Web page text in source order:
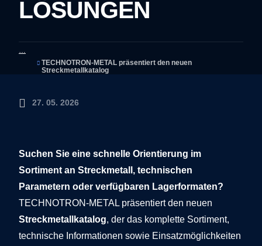
LÖSUNGEN
TECHNOTRON-METAL präsentiert den neuen
Streckmetallkatalog
27. 05. 2026
Suchen Sie eine schnelle Orientierung im
Sortiment an Streckmetall, technischen
Parametern oder verfügbaren Lagerformaten?
TECHNOTRON-METAL präsentiert den neuen
Streckmetallkatalog, der das komplette Sortiment,
technische Informationen sowie Einsatzmöglichkeiten